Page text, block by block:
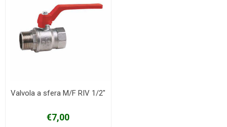
Valvola a sfera M/F RIV 1/2"
€7,00